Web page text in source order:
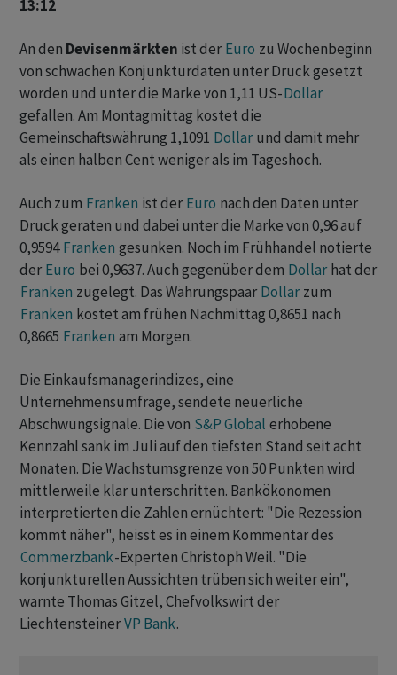
13:12
An den Devisenmärkten ist der Euro zu Wochenbeginn
von schwachen Konjunkturdaten unter Druck gesetzt
worden und unter die Marke von 1,11 US-Dollar
gefallen. Am Montagmittag kostet die
Gemeinschaftswährung 1,1091 Dollar und damit mehr
als einen halben Cent weniger als im Tageshoch.
Auch zum Franken ist der Euro nach den Daten unter
Druck geraten und dabei unter die Marke von 0,96 auf
0,9594Franken gesunken. Noch im Frühhandel notierte
der Euro bei 0,9637. Auch gegenüber dem Dollar hat der
Franken zugelegt. Das Währungspaar Dollar zum
Franken kostet am frühen Nachmittag 0,8651 nach
0,8665 Franken am Morgen.
Die Einkaufsmanagerindizes, eine
Unternehmensumfrage, sendete neuerliche
Abschwungsignale. Die von S&P Global erhobene
Kennzahl sank im Juli auf den tiefsten Stand seit acht
Monaten. Die Wachstumsgrenze von 50 Punkten wird
mittlerweile klar unterschritten. Bankökonomen
interpretierten die Zahlen ernüchtert: "Die Rezession
kommt näher", heisst es in einem Kommentar des
Commerzbank-Experten Christoph Weil. "Die
konjunkturellen Aussichten trüben sich weiter ein",
warnte Thomas Gitzel, Chefvolkswirt der
LiechtensteinerVP Bank.